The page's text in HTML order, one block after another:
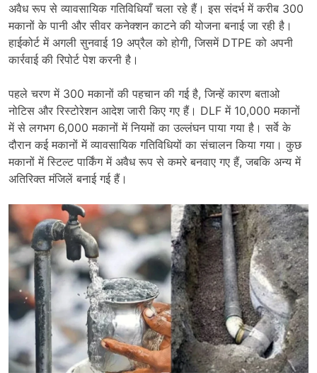
अवैध रूप से व्यावसायिक गतिविधियाँ चला रहे हैं। इस संदर्भ में करीब 300
मकानों के पानी और सीवर कनेक्शन काटने की योजना बनाई जा रही है।
हाईकोर्ट में अगली सुनवाई 19 अप्रैल को होगी, जिसमें DTPE को अपनी
कार्रवाई की रिपोर्ट पेश करनी है।
पहले चरण में 300 मकानों की पहचान की गई है, जिन्हें कारण बताओ
नोटिस और रिस्टोरेशन आदेश जारी किए गए हैं। DLF में 10,000 मकानों
में से लगभग 6,000 मकानों में नियमों का उल्लंघन पाया गया है। सर्वे के
दौरान कई मकानों में व्यावसायिक गतिविधियों का संचालन किया गया। कुछ
मकानों में स्टिल्ट पार्किंग में अवैध रूप से कमरे बनवाए गए हैं, जबकि अन्य में
अतिरिक्त मंजिलें बनाई गई हैं।